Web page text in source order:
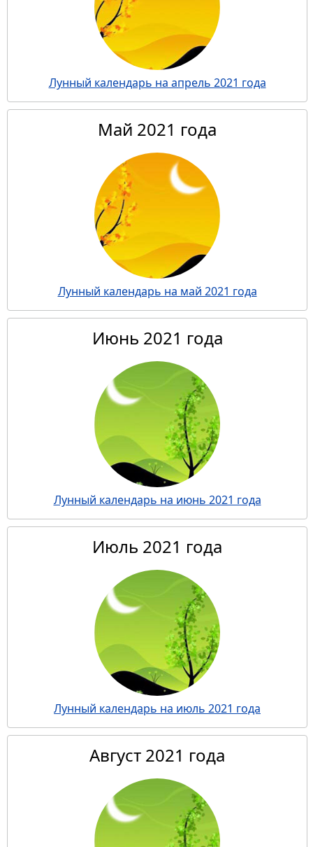
Лунный календарь на апрель 2021 года
Май 2021 года
Лунный календарь на май 2021 года
Июнь 2021 года
Лунный календарь на июнь 2021 года
Июль 2021 года
Лунный календарь на июль 2021 года
Август 2021 года